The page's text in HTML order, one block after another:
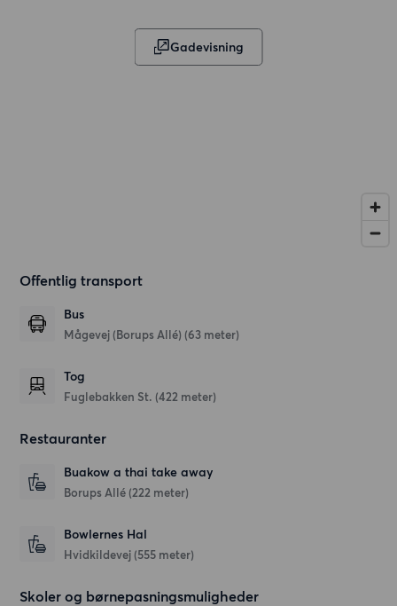
Gadevisning
Offentlig transport
Bus
Mågevej (Borups Allé) (63 meter)
Tog
Fuglebakken St. (422 meter)
Restauranter
Buakow a thai take away
Borups Allé (222 meter)
Bowlernes Hal
Hvidkildevej (555 meter)
Skoler og børnepasningsmuligheder